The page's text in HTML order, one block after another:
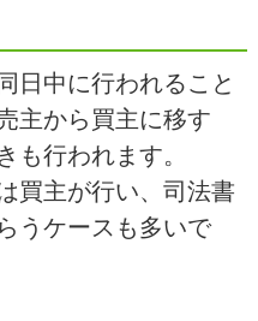
日中に行われること
主から買主に移す
も行われます。
買主が行い、司法書
うケースも多いで